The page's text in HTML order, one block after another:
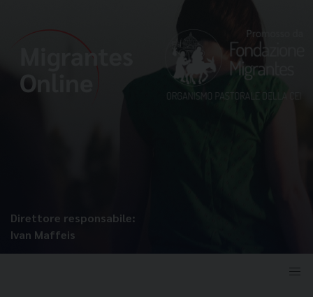
Direttore responsabile:
Ivan Maffeis